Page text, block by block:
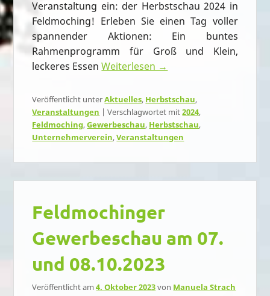
Veranstaltung ein: der Herbstschau 2024 in
Feldmoching! Erleben Sie einen Tag voller
spannender Aktionen: Ein buntes
Rahmenprogramm für Groß und Klein,
leckeres EssenWeiterlesen →
Veröffentlicht unterAktuelles, Herbstschau,
Veranstaltungen |Verschlagwortet mit2024,
Feldmoching,Gewerbeschau, Herbstschau,
Unternehmerverein,Veranstaltungen
Feldmochinger
Gewerbeschau am 07.
und 08.10.2023
Veröffentlicht am4. Oktober 2023von Manuela Strach